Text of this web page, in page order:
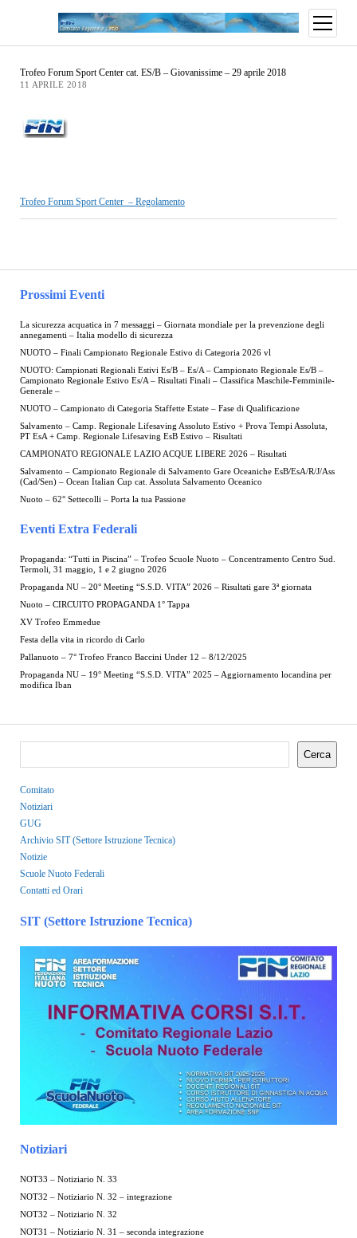
Prossimi Eventi
La sicurezza acquatica in 7 messaggi – Giornata mondiale per la prevenzione degli
annegamenti – Italia modello di sicurezza
NUOTO – Finali Campionato Regionale Estivo di Categoria 2026 vl
NUOTO: Campionati Regionali Estivi Es/B – Es/A – Campionato Regionale Es/B –
Campionato Regionale Estivo Es/A – Risultati Finali – Classifica Maschile-Femminile-
Generale –
NUOTO – Campionato di Categoria Staffette Estate – Fase di Qualificazione
Salvamento – Camp. Regionale Lifesaving Assoluto Estivo + Prova Tempi Assoluta,
PT EsA + Camp. Regionale Lifesaving EsB Estivo – Risultati
CAMPIONATO REGIONALE LAZIO ACQUE LIBERE 2026 – Risultati
Salvamento – Campionato Regionale di Salvamento Gare Oceaniche EsB/EsA/R/J/Ass
(Cad/Sen) – Ocean Italian Cup cat. Assoluta Salvamento Oceanico
Nuoto – 62° Settecolli – Porta la tua Passione
Eventi Extra Federali
Propaganda: “Tutti in Piscina” – Trofeo Scuole Nuoto – Concentramento Centro Sud.
Termoli, 31 maggio, 1 e 2 giugno 2026
Propaganda NU – 20° Meeting “S.S.D. VITA” 2026 – Risultati gare 3ª giornata
Nuoto – CIRCUITO PROPAGANDA 1° Tappa
XV Trofeo Emmedue
Festa della vita in ricordo di Carlo
Pallanuoto – 7° Trofeo Franco Baccini Under 12 – 8/12/2025
Propaganda NU – 19° Meeting “S.S.D. VITA” 2025 – Aggiornamento locandina per
modifica Iban
Trofeo Forum Sport Center cat. ES/B – Giovanissime – 29 aprile 2018
11 APRILE 2018
Trofeo Forum Sport Center – Regolamento
Cerca
Comitato
Notiziari
GUG
Archivio SIT (Settore Istruzione Tecnica)
Notizie
Scuole Nuoto Federali
Contatti ed Orari
SIT (Settore Istruzione Tecnica)
Notiziari
NOT33 – Notiziario N. 33
NOT32 – Notiziario N. 32 – integrazione
NOT32 – Notiziario N. 32
NOT31 – Notiziario N. 31 – seconda integrazione